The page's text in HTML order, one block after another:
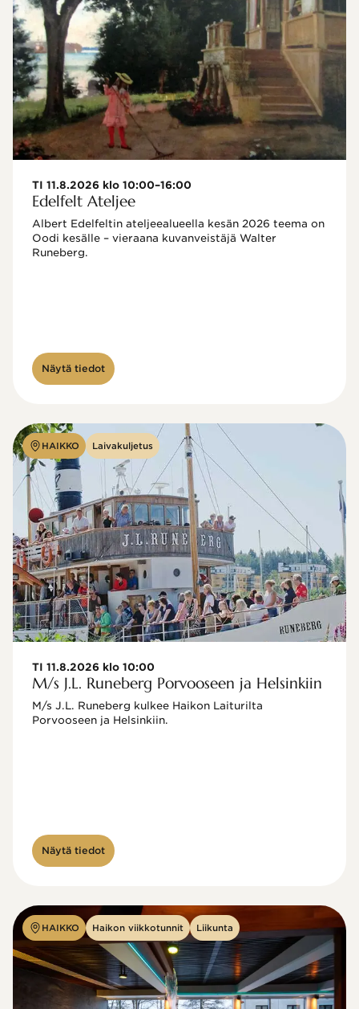
TI 11.8.2026 klo 10:00–16:00
Edelfelt Ateljee
Albert Edelfeltin ateljeealueella kesän 2026 teema on
Oodi kesälle – vieraana kuvanveistäjä Walter
Näytä tiedot
HAIKKO Laivakuljetus
TI 11.8.2026 klo 10:00
M/s J.L. Runeberg Porvooseen ja Helsinkiin
M/s J.L. Runeberg kulkee Haikon Laiturilta
Porvooseen ja Helsinkiin.
Näytä tiedot
HAIKKO Haikon viikkotunnit Liikunta